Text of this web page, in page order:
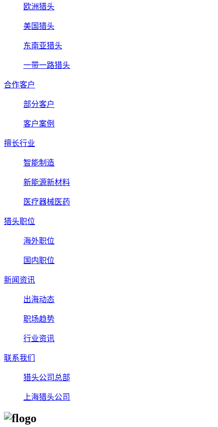
欧洲猎头
美国猎头
东南亚猎头
一带一路猎头
合作客户
部分客户
客户案例
擅长行业
智能制造
新能源新材料
医疗器械医药
猎头职位
海外职位
国内职位
新闻资讯
出海动态
职场趋势
行业资讯
联系我们
猎头公司总部
上海猎头公司